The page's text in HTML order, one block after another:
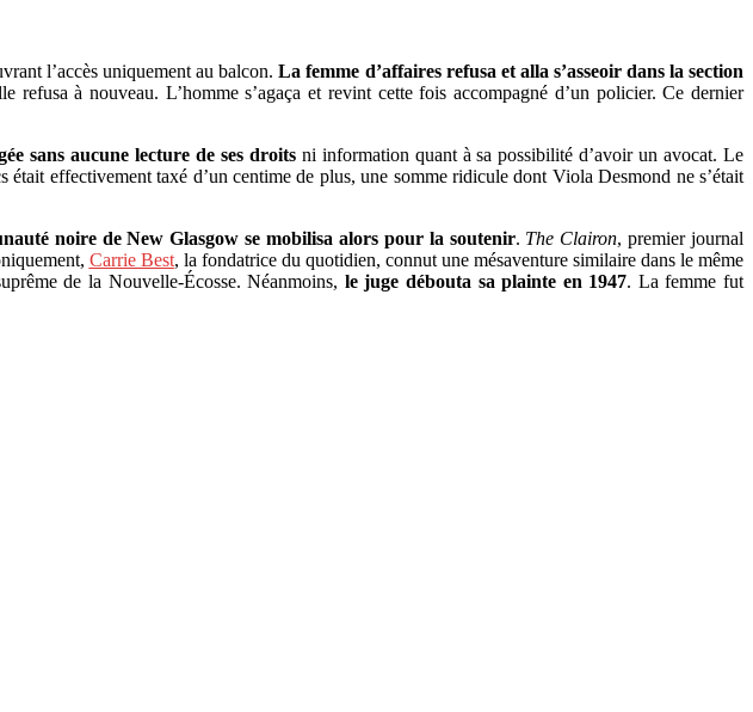
l’accès uniquement au balcon.La femme d’affaires refusa et alla s’asseoir dans la section
à nouveau. L’homme s’agaça et revint cette fois accompagné d’un policier. Ce dernier
sans aucune lecture de ses droitsni information quant à sa possibilité d’avoir un avocat. Le
effectivement taxé d’un centime de plus, une somme ridicule dont Viola Desmond ne s’était
noire de New Glasgow se mobilisa alors pour la soutenir. The Clairon, premier journal
Carrie Best, la fondatrice du quotidien, connut une mésaventure similaire dans le même
de la Nouvelle-Écosse. Néanmoins, le juge débouta sa plainte en 1947. La femme fut